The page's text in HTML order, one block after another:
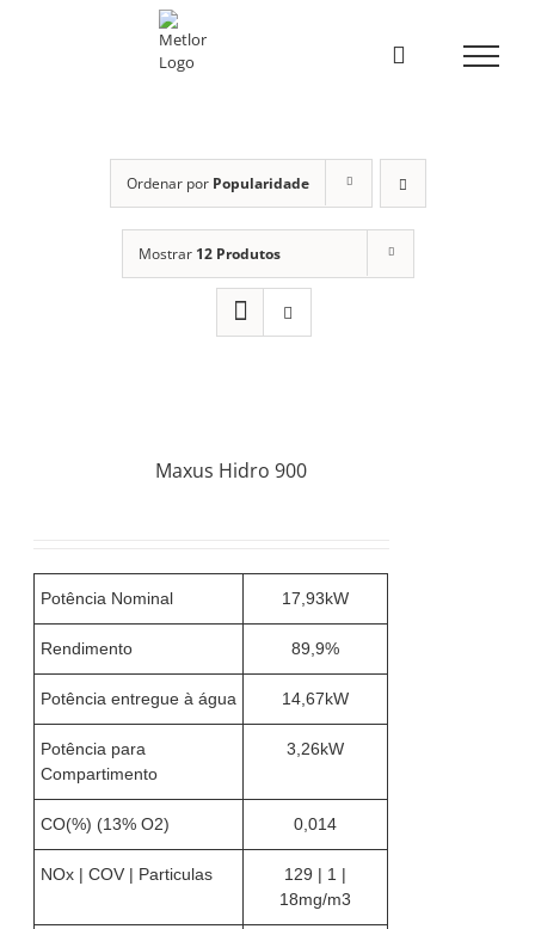
Ordenar por Popularidade
Mostrar 12 Produtos
Maxus Hidro 900
Potência Nominal 17,93kW
Rendimento 89,9%
Potência entregue à água 14,67kW
Potência para
Compartimento
3,26kW
CO(%) (13% O2) 0,014
NOx | COV | Particulas
129 | 1 |
18mg/m3